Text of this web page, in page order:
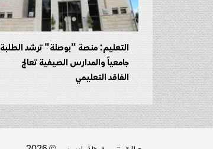
التعليم: منصة "بوصلة" ترشد الطلبة
جامعياً والمدارس الصيفية تعالج
الفاقد التعليمي